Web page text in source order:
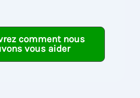
comment nous
vous aider